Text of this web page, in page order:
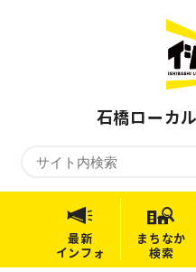
石橋ローカ
最新
インフォ
まちなか
検索